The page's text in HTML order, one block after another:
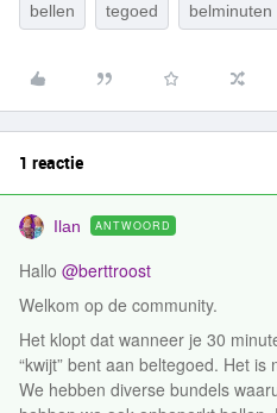
bellen tegoed belminuten
1 reactie
Ilan ANTWOORD
Hallo @berttroost
Welkom op de community.
Het klopt dat wanneer je 30
“kwijt” bent aan beltegoed. Het
We hebben diverse bundels